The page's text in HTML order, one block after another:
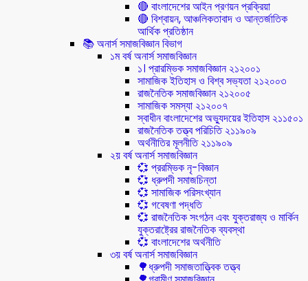
🔴 বাংলাদেশের আইন প্রণয়ন প্রক্রিয়া
🔴 বিশ্বায়ন, আঞ্চলিকতাবাদ ও আন্তর্জাতিক
আর্থিক প্রতিষ্ঠান
📚 অনার্স সমাজবিজ্ঞান বিভাগ
১ম বর্ষ অনার্স সমাজবিজ্ঞান
১। প্রারম্ভিক সমাজবিজ্ঞান ২১২০০১
সামাজিক ইতিহাস ও বিশ্ব সভ্যতা ২১২০০৩
রাজনৈতিক সমাজবিজ্ঞান ২১২০০৫
সামাজিক সমস্যা ২১২০০৭
স্বাধীন বাংলাদেশের অভ্যুদয়ের ইতিহাস ২১১৫০১
রাজনৈতিক তত্ত্ব পরিচিতি ২১১৯০৯
অর্থনীতির মূলনীতি ২১১৯০৯
২য় বর্ষ অনার্স সমাজবিজ্ঞান
💞 প্ররম্ভিক নৃ-বিজ্ঞান
💞 ধ্রুপদী সমাজচিন্তা
💞 সামাজিক পরিসংখ্যান
💞 গবেষণা পদ্ধতি
💞 রাজনৈতিক সংগঠন এবং যুক্তরাজ্য ও মার্কিন
যুক্তরাষ্ট্রের রাজনৈতিক ব্যবস্থা
💞 বাংলাদেশের অর্থনীতি
৩য় বর্ষ অনার্স সমাজবিজ্ঞান
🌳ধ্রুপদী সমাজতাত্ত্বিক তত্ত্ব